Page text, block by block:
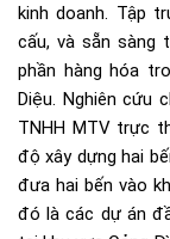
kinh doanh. Tập
cấu, và sẵn sàng
phần hàng hóa
Diệu. Nghiên cứu
TNHH MTV trực
độ xây dựng hai
đưa hai bến vào
đó là các dự án